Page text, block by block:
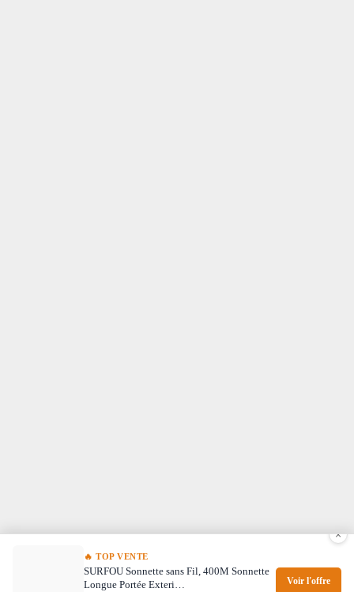
×
🔥 TOP VENTE
SURFOU Sonnette sans Fil, 400M Sonnette
Longue Portée Exteri…
Voir l'offre